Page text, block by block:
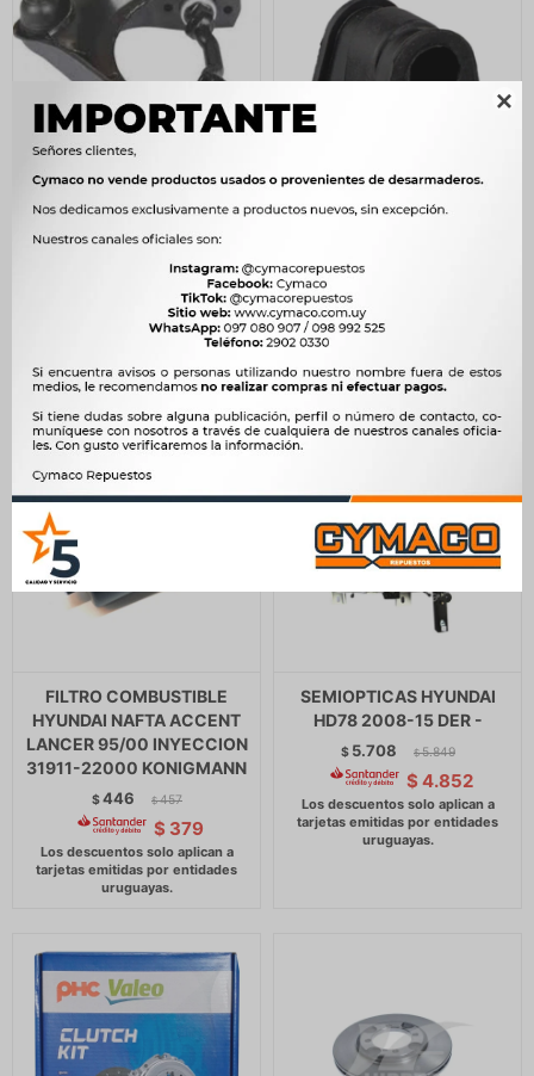

BASTIDOR SUSPENSION
MITSUBISHI SUP IZQ H100
4.098
3.400
BUJE HYUNDAI BARRA
$
FILTRO COMBUSTIBLE
HYUNDAI NAFTA ACCENT
LANCER 95/00 INYECCION
31911-22000 KONIGMANN
$446 $ 457
$ 379
SEMIOPTICAS HYUNDAI
HD78 2008-15 DER -
$ 5.708 $ 5.849
$ 4.852